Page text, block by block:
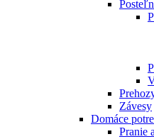
Závesy
Domáce
Pranie